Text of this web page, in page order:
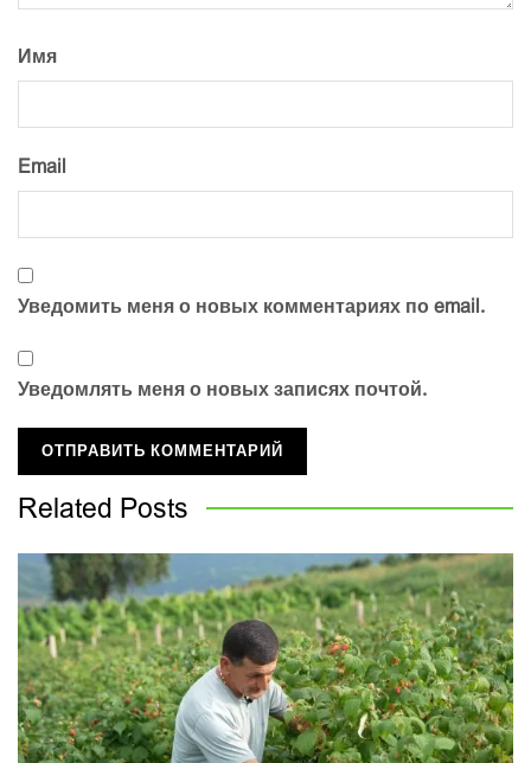
Имя
Email
Уведомить меня о новых комментариях по email.
Уведомлять меня о новых записях почтой.
Related Posts